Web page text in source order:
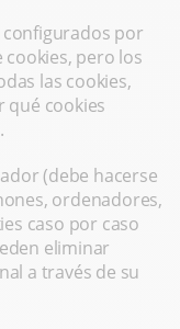
configurados por
pero los
las cookies,
qué cookies
(debe hacerse
ordenadores,
caso por caso
eliminar
a través de su